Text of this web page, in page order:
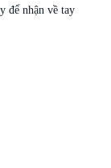
để nhận về tay